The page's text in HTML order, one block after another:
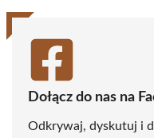
Dołącz do nas na
Odkrywaj, dyskutuj i